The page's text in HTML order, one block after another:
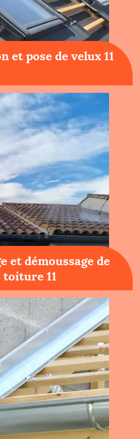
et pose de velux 11
et démoussage de
toiture 11